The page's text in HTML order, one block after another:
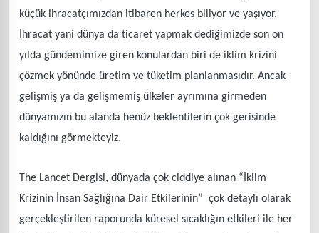
küçük ihracatçımızdan itibaren herkes biliyor ve yaşıyor.
İhracat yani dünya da ticaret yapmak dediğimizde son on
yılda gündemimize giren konulardan biri de iklim krizini
çözmek yönünde üretim ve tüketim planlanmasıdır. Ancak
gelişmiş ya da gelişmemiş ülkeler ayrımına girmeden
dünyamızın bu alanda henüz beklentilerin çok gerisinde
kaldığını görmekteyiz.
The Lancet Dergisi, dünyada çok ciddiye alınan “İklim
Krizinin İnsan Sağlığına Dair Etkilerinin” çok detaylı olarak
gerçekleştirilen raporunda küresel sıcaklığın etkileri ile her